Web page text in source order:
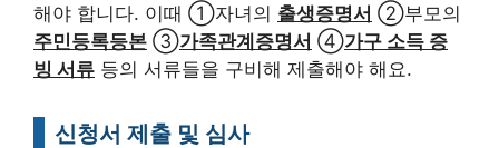
해야 합니다. 이때 ①자녀의 출생증명서 ②부모의
주민등록등본 ③가족관계증명서 ④가구 소득 증
빙 서류 등의 서류들을 구비해 제출해야 해요.
신청서 제출 및 심사